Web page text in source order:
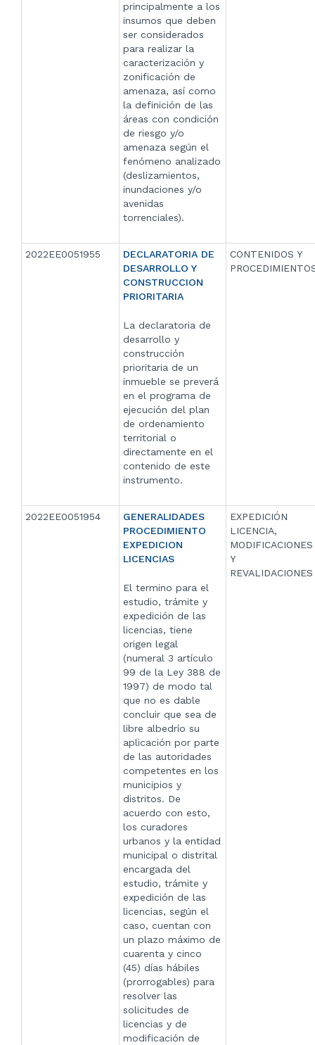
principalmente a los
insumos que deben
ser considerados
para realizar la
caracterización y
zonificación de
amenaza, así como
la definición de las
áreas con condición
de riesgo y/o
amenaza según el
fenómeno analizado
(deslizamientos,
inundaciones y/o
avenidas
torrenciales).
2022EE0051955
DECLARATORIA DE
DESARROLLO Y
CONSTRUCCION
PRIORITARIA
La declaratoria de
desarrollo y
construcción
prioritaria de un
inmueble se preverá
en el programa de
ejecución del plan
de ordenamiento
territorial o
directamente en el
contenido de este
instrumento.
CONTENIDOS Y
2022EE0051954
GENERALIDADES
PROCEDIMIENTO
EXPEDICION
LICENCIAS
El termino para el
estudio, trámite y
expedición de las
licencias, tiene
origen legal
(numeral 3 artículo
99 de la Ley 388 de
1997) de modo tal
que no es dable
concluir que sea de
libre albedrío su
aplicación por parte
de las autoridades
competentes en los
municipios y
distritos. De
acuerdo con esto,
los curadores
urbanos y la entidad
municipal o distrital
encargada del
estudio, trámite y
expedición de las
licencias, según el
caso, cuentan con
un plazo máximo de
cuarenta y cinco
(45) días hábiles
(prorrogables) para
resolver las
solicitudes de
licencias y de
modificación de
EXPEDICIÓN
LICENCIA,
MODIFICACIONES
Y
REVALIDACIONES